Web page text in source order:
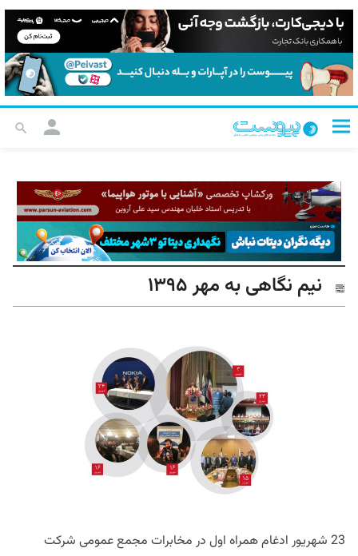
نیم نگاهی به مهر ۱۳۹۵
23 شهریور ادغام همراه اول در مخابرات مجمع عمومی شرکت